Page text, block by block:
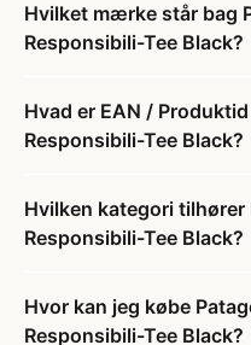
Hvilket mærke står bag
Responsibili-Tee Black?
Hvad er EAN /
Responsibili-Tee Black?
Hvilken kategori tilhører
Responsibili-Tee Black?
Hvor kan jeg købe
Responsibili-Tee Black?